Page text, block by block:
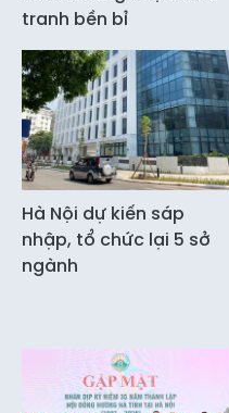
tranh bền bỉ
Hà Nội dự kiến sáp
nhập, tổ chức lại 5 sở
ngành